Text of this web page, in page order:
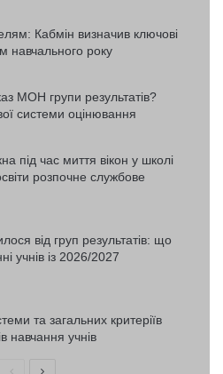
Кабмін визначив ключові
навчального року
МОН групи результатів?
системи оцінювання
під час миття вікон у школі
розпочне службове
від груп результатів: що
учнів із 2026/2027
та загальних критеріїв
навчання учнів
ПопередняНаступна